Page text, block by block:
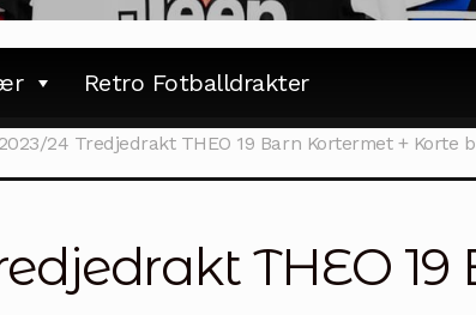
Retro Fotballdrakter
24 Tredjedrakt THEO 19 Barn Kortermet + Korte
THEO